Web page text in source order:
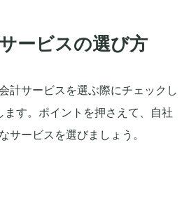
ービスの選び方
計サービスを選ぶ際にチェックし
す。ポイントを押さえて、自社
サービスを選びましょう。